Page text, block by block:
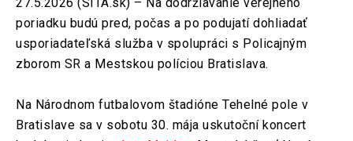
poriadku budú pred, počas a po podujatí dohliadať
usporiadateľská služba v spolupráci s Policajným
zborom SR a Mestskou políciou Bratislava.
Na Národnom futbalovom štadióne Tehelné pole v
Bratislave sa v sobotu 30. mája uskutoční koncert